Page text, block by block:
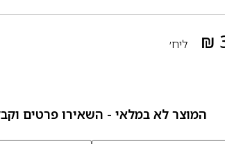
₪ ליח׳
המוצר לא במלאי - השאירו פרטים